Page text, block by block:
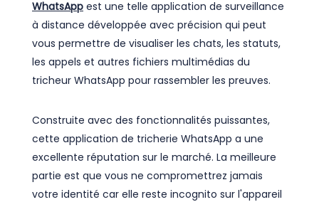
WhatsApp est une telle application de surveillance
à distance développée avec précision qui peut
vous permettre de visualiser les chats, les statuts,
les appels et autres fichiers multimédias du
tricheur WhatsApp pour rassembler les preuves.
Construite avec des fonctionnalités puissantes,
cette application de tricherie WhatsApp a une
excellente réputation sur le marché. La meilleure
partie est que vous ne compromettrez jamais
votre identité car elle reste incognito sur l'appareil